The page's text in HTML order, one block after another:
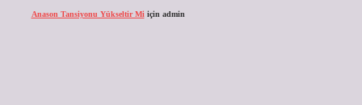
Anason Tansiyonu Yükseltir Mi için admin